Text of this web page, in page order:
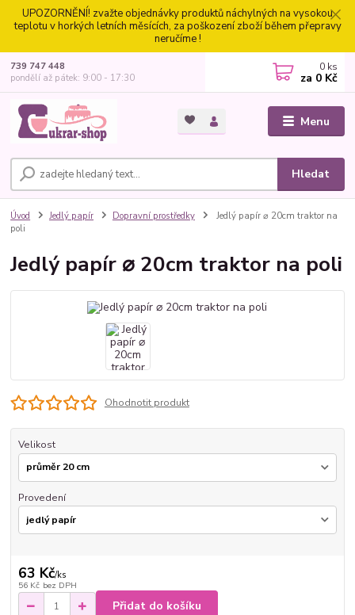
UPOZORNĚNÍ! zvažte objednávky produktů náchylných na vysokou
teplotu v horkých letních měsících, za poškození zboží během přepravy
neručíme !
Menu
Hledat
739 747 448
pondělí až pátek: 9:00 - 17:30
0 ks
za 0 Kč
Úvod Jedlý papír Dopravní prostředky
Jedlý papír ⌀ 20cm traktor na
poli
Jedlý papír ⌀ 20cm traktor na poli
Ohodnotit produkt
Velikost
Provedení
63 Kč/ks
56 Kč bez DPH
Přidat do košíku